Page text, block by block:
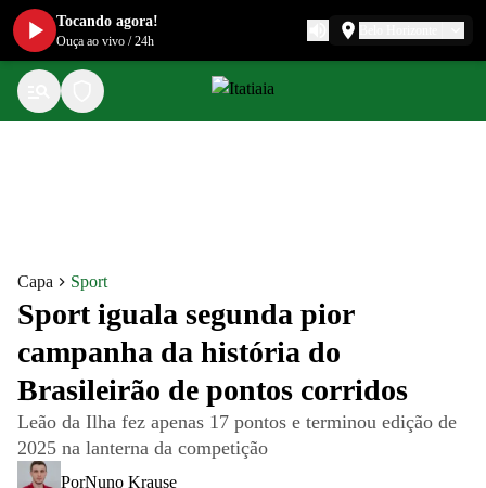
Capa Sport
Sport iguala segunda pior
campanha da história do
Brasileirão de pontos corridos
Leão da Ilha fez apenas 17 pontos e terminou edição de
2025 na lanterna da competição
PorNuno Krause
Tocando agora!
Ouça ao vivo /24h